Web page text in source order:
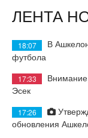
ЛЕНТА
18:07
В
футбола
17:33
Эсек
17:26
обновления